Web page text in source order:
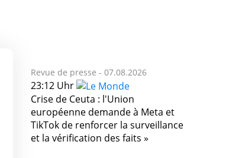
Revue de presse - 07.08.2026
23:12 Uhr
Crise de Ceuta : l'Union
européenne demande à Meta et
TikTok de renforcer la surveillance
et la vérification des faits »